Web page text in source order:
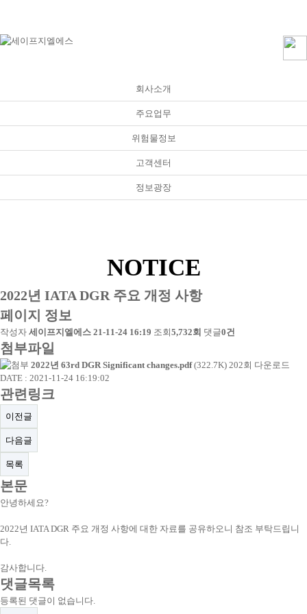
회사소개
주요업무
위험물정보
고객센터
정보광장
고객센터
NOTICE
2022년 IATA DGR 주요 개정 사항
페이지 정보
작성자 세이프지엘에스 21-11-24 16:19 조회5,732회 댓글0건
첨부파일
2022년 63rd DGR Significant changes.pdf(322.7K) 202회 다운로드
DATE : 2021-11-24 16:19:02
관련링크
이전글
다음글
목록
본문
안녕하세요?
2022년 IATA DGR 주요 개정 사항에 대한 자료를 공유하오니 참조 부탁드립니
다.
감사합니다.
댓글목록
등록된 댓글이 없습니다.